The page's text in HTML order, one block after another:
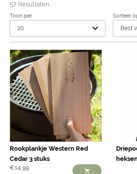
57 Resultaten
Toon per: Sorteer
Rookplankje Western Red
Cedar 3 stuks
€14,99